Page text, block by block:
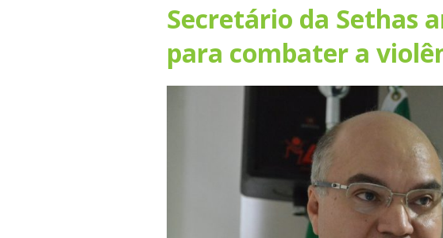
Secretário da Sethas
para combater a